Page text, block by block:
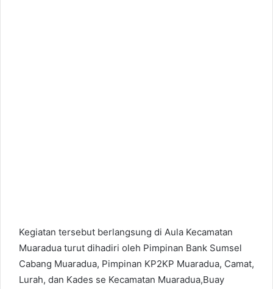
Kegiatan tersebut berlangsung di Aula Kecamatan
Muaradua turut dihadiri oleh Pimpinan Bank Sumsel
Cabang Muaradua, Pimpinan KP2KP Muaradua, Camat,
Lurah, dan Kades se Kecamatan Muaradua,Buay